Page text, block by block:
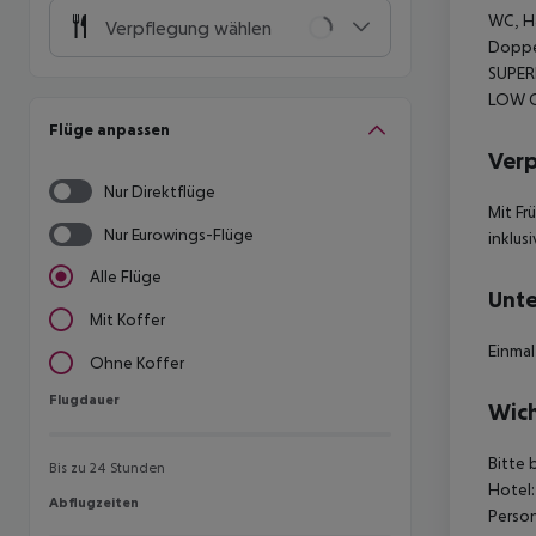
Verpflegung wählen
Flüge anpassen
Nur Direktflüge
Nur Eurowings-Flüge
Alle Flüge
Mit Koffer
Ohne Koffer
Flugdauer
Flugdauer
Bis zu 24 Stunden
Abflugzeiten
Abflugzeiten
WC,
LOW
Mit
Bitte
Hotel: